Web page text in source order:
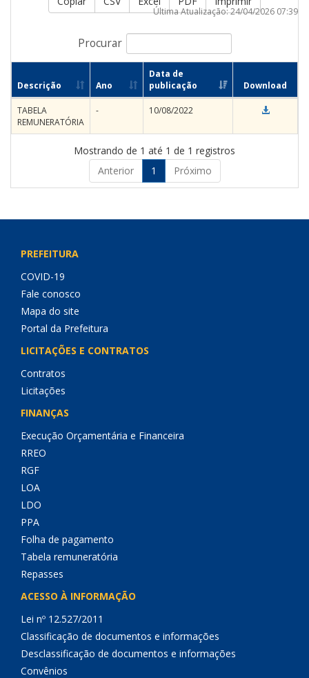
Procurar
Última Atualização: 24/04/2026 07:39
Descrição Ano
Data de
publicação
Download
TABELA
REMUNERATÓRIA
- 10/08/2022
Mostrando de 1 até 1 de 1 registros
Anterior
1 Próximo
PREFEITURA
COVID-19
Fale conosco
Mapa do site
Portal da Prefeitura
LICITAÇÕES E CONTRATOS
Contratos
Licitações
FINANÇAS
Execução Orçamentária e Financeira
RREO
RGF
LOA
LDO
PPA
Folha de pagamento
Tabela remuneratória
Repasses
ACESSO À INFORMAÇÃO
Lei nº 12.527/2011
Classificação de documentos e informações
Desclassificação de documentos e informações
Convênios